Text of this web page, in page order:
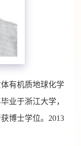
有机质地球化学
业于浙江大学，
博士学位。2013